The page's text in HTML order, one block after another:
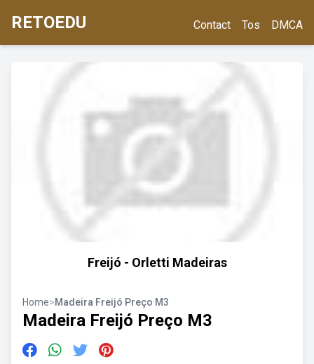
RETOEDU Contact Tos DMCA
Freijó - Orletti Madeiras
Home>Madeira Freijó Preço M3
Madeira Freijó Preço M3